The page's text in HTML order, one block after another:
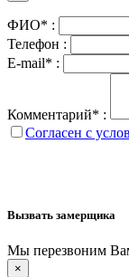
ФИО* :
Телефон :
E-mail* :
Комментарий* :
Согласен с
Вызвать замерщика
Мы перезвоним
×